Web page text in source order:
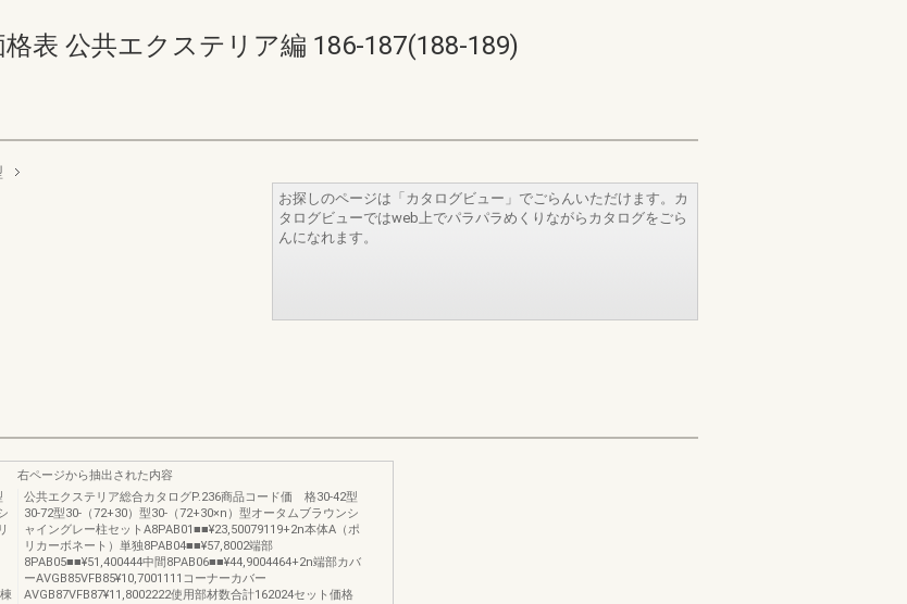
表 公共エクステリア編 186-187(188-189)
お探しのページは「カタログビュー」でごらんいただけます。カ
タログビューではweb上でパラパラめくりながらカタログをごら
んになれます。
右ページから抽出された内容
公共エクステリア総合カタログP.236商品コード価 格30-42型
30-72型30-（72+30）型30-（72+30×n）型オータムブラウンシ
ャイングレー柱セットA8PAB01■■¥23,50079119+2n本体A（ポ
リカーボネート）単独8PAB04■■¥57,8002端部
8PAB05■■¥51,400444中間8PAB06■■¥44,9004464+2n端部カバ
ーAVGB85VFB85¥10,7001111コーナーカバー
AVGB87VFB87¥11,8002222使用部材数合計162024セット価格